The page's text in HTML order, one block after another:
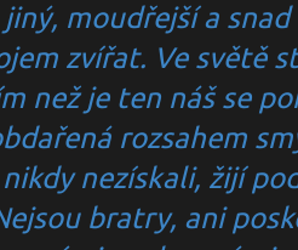
moudřejší a
zvířat. Ve světě
než je ten náš se
rozsahem
nezískali, žijí
bratry, ani